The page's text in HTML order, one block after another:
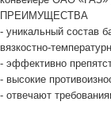
ПРЕИМУЩЕСТВА
- уникальный состав
вязкостно-
- эффективно
- высокие
- отвечают